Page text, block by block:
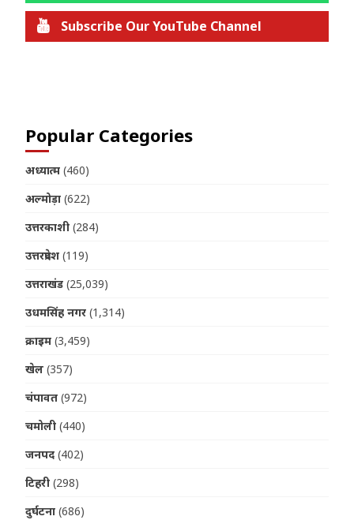
Subscribe Our YouTube Channel
Popular Categories
अध्यात्म (460)
अल्मोड़ा (622)
उत्तरकाशी (284)
उत्तरप्रदेश (119)
उत्तराखंड (25,039)
उधमसिंह नगर (1,314)
क्राइम (3,459)
खेल (357)
चंपावत (972)
चमोली (440)
जनपद (402)
टिहरी (298)
दुर्घटना (686)